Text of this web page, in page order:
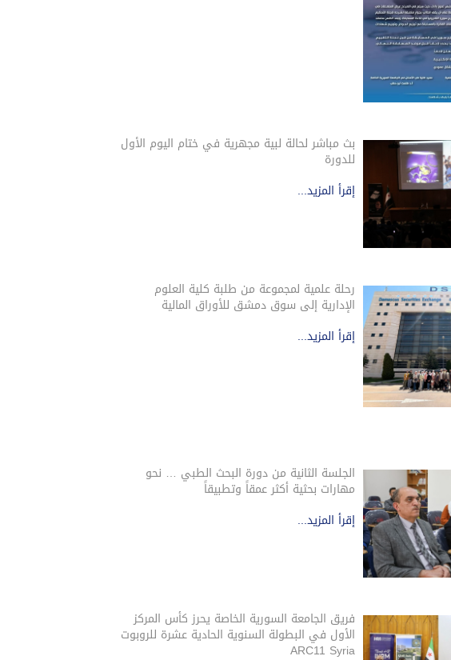
بث مباشر لحالة لبية مجهرية في ختام اليوم الأول
للدورة
إقرأ المزيد...
رحلة علمية لمجموعة من طلبة كلية العلوم
الإدارية إلى سوق دمشق للأوراق المالية
إقرأ المزيد...
الجلسة الثانية من دورة البحث الطبي … نحو
مهارات بحثية أكثر عمقاً وتطبيقاً
إقرأ المزيد...
فريق الجامعة السورية الخاصة يحرز كأس المركز
الأول في البطولة السنوية الحادية عشرة للروبوت
ARC11 Syria